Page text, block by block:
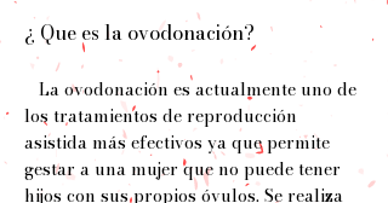
¿ Que es la ovodonación?
La ovodonación es actualmente uno de
los tratamientos de reproducción
asistida más efectivos ya que permite
gestar a una mujer que no puede tener
hijos con sus propios óvulos. Se realiza